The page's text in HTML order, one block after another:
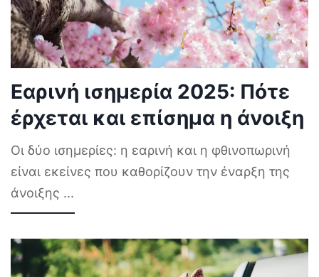
Εαρινή ισημερία 2025: Πότε
έρχεται και επίσημα η άνοιξη
Οι δύο ισημερίες: η εαρινή και η φθινοπωρινή
είναι εκείνες που καθορίζουν την έναρξη της
άνοιξης ...